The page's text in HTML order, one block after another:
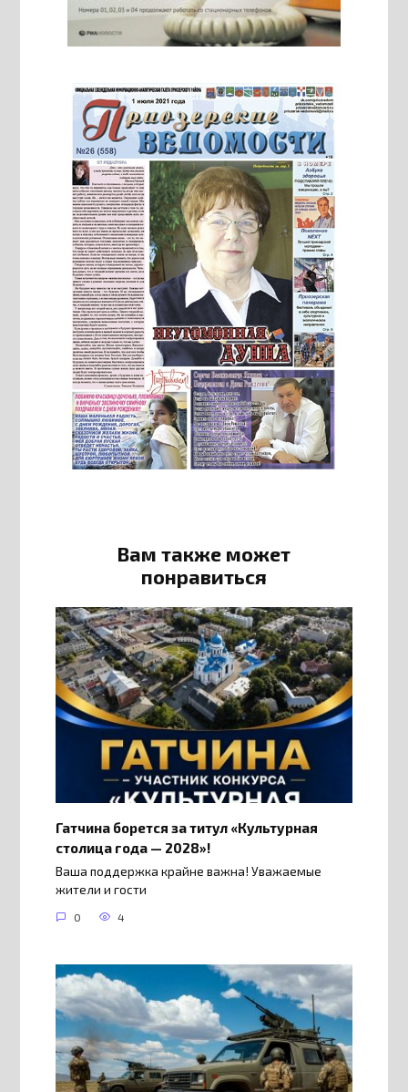
Вам также может
понравиться
Гатчина борется за титул «Культурная
столица года — 2028»!
Ваша поддержка крайне важна! Уважаемые
жители и гости
0 4